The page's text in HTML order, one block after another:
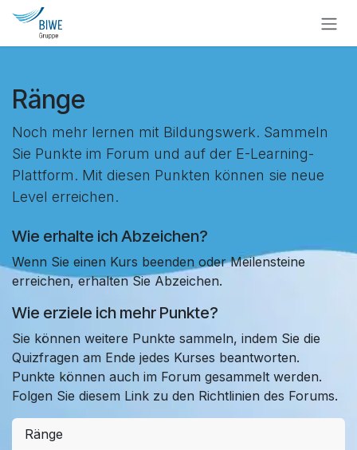
Zum Inhalt springen
Ränge
Noch mehr lernen mit Bildungswerk. Sammeln
Sie Punkte im Forum und auf der E-Learning-
Plattform. Mit diesen Punkten können sie neue
Level erreichen.
Wie erhalte ich Abzeichen?
Wenn Sie einen Kurs beenden oder Meilensteine
erreichen, erhalten Sie Abzeichen.
Wie erziele ich mehr Punkte?
Sie können weitere Punkte sammeln, indem Sie die
Quizfragen am Ende jedes Kurses beantworten.
Punkte können auch im Forum gesammelt werden.
Folgen Sie diesem Link zu den Richtlinien des Forums.
Ränge